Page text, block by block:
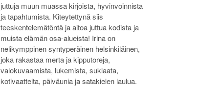
juttuja muun muassa kirjoista, hyvinvoinnista
ja tapahtumista. Kiteytettynä siis
teeskentelemätöntä ja aitoa juttua kodista ja
muista elämän osa-alueista! Irina on
nelikymppinen syntyperäinen helsinkiläinen,
joka rakastaa merta ja kipputoreja,
valokuvaamista, lukemista, suklaata,
kotivaatteita, päiväunia ja satakielen laulua.